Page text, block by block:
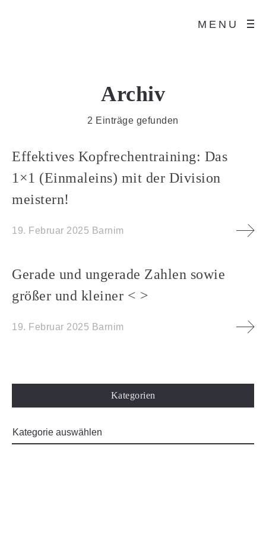
MENU
Archiv
2 Einträge gefunden
Effektives Kopfrechentraining: Das
1×1 (Einmaleins) mit der Division
meistern!
19. Februar 2025 Barnim
Gerade und ungerade Zahlen sowie
größer und kleiner < >
19. Februar 2025 Barnim
Kategorien